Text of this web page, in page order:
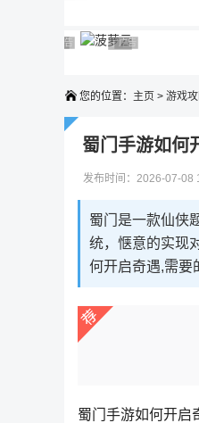
广告 商业广告，理性选择
广告 商业广告，理性选择
广告 商业广告，理性选择
广告 商业广告，理性
广告 商业广告，理
您的位置： 主页 > 游戏
蜀门手游如何
发布时间：2026-07-
蜀门是一款仙侠
统，惬意的实现
何开启奇遇,需要
蜀门手游如何开启